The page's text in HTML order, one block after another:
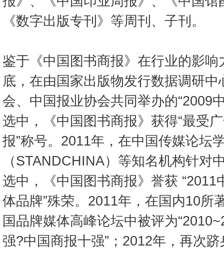
《数字出版专刊》等周刊、子刊。
鉴于《中国图书商报》在行业的影
底，在由国家出版物发行数据调研
会、中国报业协会共同举办的“2009
选中，《中国图书商报》获得“最受
报”称号。2011年，在中国传媒论坛
（STANDCHINA）等知名机构针对
选中，《中国图书商报》誉获 “2011
体品牌”殊荣。2011年，在国内10所
国品牌媒体高峰论坛中被评为
强?中国商报十强”；2012年，再次跻